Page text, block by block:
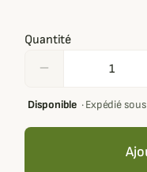
Quantité
remove
Disponible·Expédié